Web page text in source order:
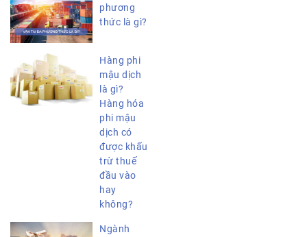
phương
thức là gì?
Hàng phi
mậu dịch
là gì?
Hàng hóa
phi mậu
dịch có
được khấu
trừ thuế
đầu vào
hay
không?
Ngành